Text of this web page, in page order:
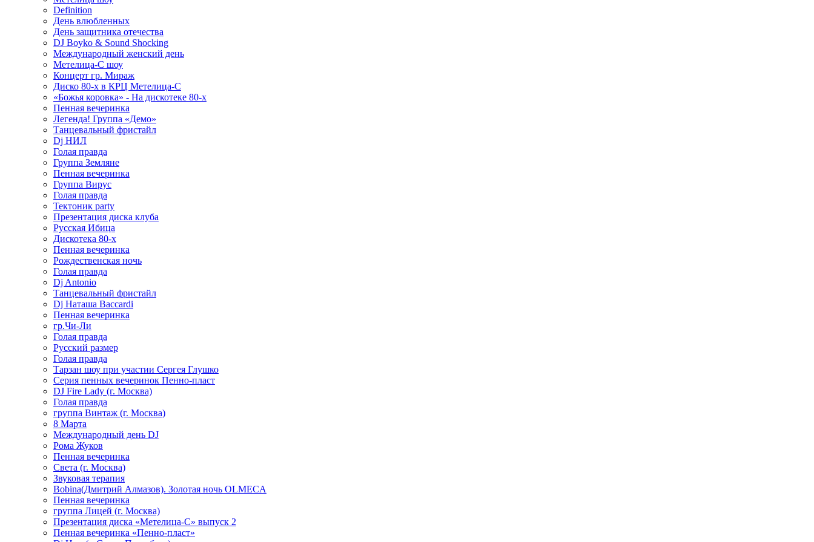
Definition
День влюбленных
День защитника отечества
DJ Boyko & Sound Shocking
Международный женский день
Метелица-С шоу
Концерт гр. Мираж
Диско 80-х в КРЦ Метелица-С
«Божья коровка» - На дискотеке 80-х
Пенная вечеринка
Легенда! Группа «Демо»
Танцевальный фристайл
Dj НИЛ
Голая правда
Группа Земляне
Пенная вечеринка
Группа Вирус
Голая правда
Тектоник party
Презентация диска клуба
Русская Ибица
Дискотека 80-х
Пенная вечеринка
Рождественская ночь
Голая правда
Dj Antonio
Танцевальный фристайл
Dj Наташа Baccardi
Пенная вечеринка
гр.Чи-Ли
Голая правда
Русский размер
Голая правда
Тарзан шоу при участии Сергея Глушко
Серия пенных вечеринок Пенно-пласт
DJ Fire Lady (г. Москва)
Голая правда
группа Винтаж (г. Москва)
8 Марта
Международный день DJ
Рома Жуков
Пенная вечеринка
Света (г. Москва)
Звуковая терапия
Bobina(Дмитрий Алмазов). Золотая ночь OLMECA
Пенная вечеринка
группа Лицей (г. Москва)
Презентация диска «Метелица-С» выпуск 2
Пенная вечеринка «Пенно-пласт»